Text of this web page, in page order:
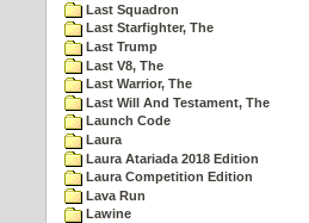
Last Squadron
Last Starfighter, The
Last Trump
Last V8, The
Last Warrior, The
Last Will And Testament, The
Launch Code
Laura
Laura Atariada 2018 Edition
Laura Competition Edition
Lava Run
Lawine